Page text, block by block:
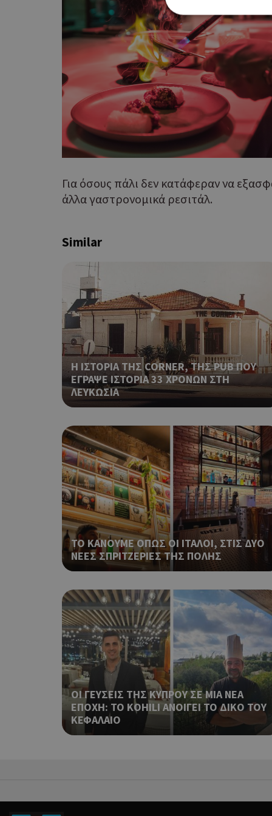
Για όσους πάλι δεν κατάφεραν να
άλλα γαστρονομικά ρεσιτάλ.
Similar
Η ΙΣΤΟΡΙΑ ΤΗΣ CORNER, ΤΗΣ PUB ΠΟΥ
ΕΓΡΑΨΕ ΙΣΤΟΡΙΑ 33 ΧΡΟΝΩΝ ΣΤΗ
ΛΕΥΚΩΣΙΑ
ΤΟ ΚΑΝΟΥΜΕ ΟΠΩΣ ΟΙ ΙΤΑΛΟΙ, ΣΤΙΣ ΔΥΟ
ΝΕΕΣ ΣΠΡΙΤΖΕΡΙΕΣ ΤΗΣ ΠΟΛΗΣ
ΟΙ ΓΕΥΣΕΙΣ ΤΗΣ ΚΥΠΡΟΥ ΣΕ ΜΙΑ ΝΕΑ
ΕΠΟΧΗ: ΤΟ KOHILI ΑΝΟΙΓΕΙ ΤΟ ΔΙΚΟ ΤΟΥ
ΚΕΦΑΛΑΙΟ
Τα απολύτως
ιστότοπος δεν μπορεί
Ονοματεπώνυμο
G_ENABLED_IDPS
PHPSESSID
takeOverCookie
LangCookie
PHPSESSID
takeOverCookie
__cf_bm